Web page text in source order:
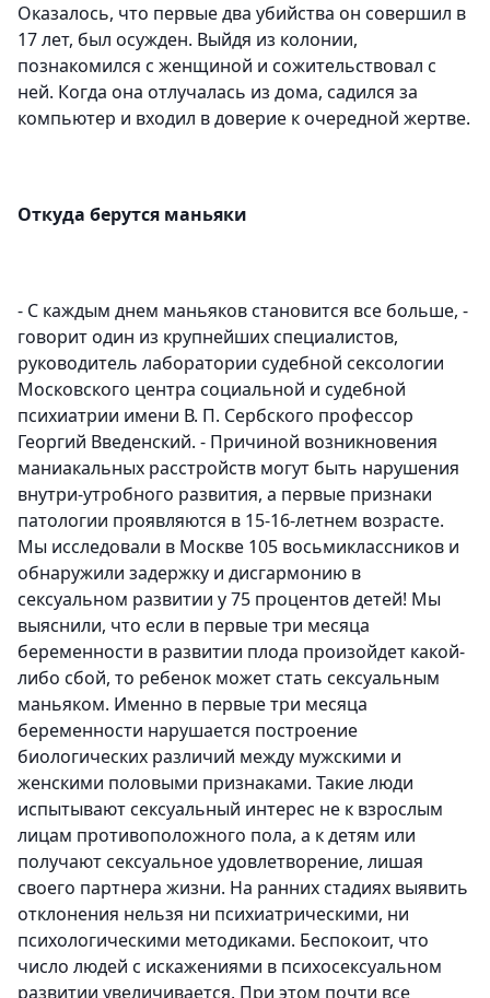
Оказалось, что первые два убийства он совершил в
17 лет, был осужден. Выйдя из колонии,
познакомился с женщиной и сожительствовал с
ней. Когда она отлучалась из дома, садился за
компьютер и входил в доверие к очередной жертве.
Откуда берутся маньяки
- С каждым днем маньяков становится все больше, -
говорит один из крупнейших специалистов,
руководитель лаборатории судебной сексологии
Московского центра социальной и судебной
психиатрии имени В. П. Сербского профессор
Георгий Введенский. - Причиной возникновения
маниакальных расстройств могут быть нарушения
внутри-утробного развития, а первые признаки
патологии проявляются в 15-16-летнем возрасте.
Мы исследовали в Москве 105 восьмиклассников и
обнаружили задержку и дисгармонию в
сексуальном развитии у 75 процентов детей! Мы
выяснили, что если в первые три месяца
беременности в развитии плода произойдет какой-
либо сбой, то ребенок может стать сексуальным
маньяком. Именно в первые три месяца
беременности нарушается построение
биологических различий между мужскими и
женскими половыми признаками. Такие люди
испытывают сексуальный интерес не к взрослым
лицам противоположного пола, а к детям или
получают сексуальное удовлетворение, лишая
своего партнера жизни. На ранних стадиях выявить
отклонения нельзя ни психиатрическими, ни
психологическими методиками. Беспокоит, что
число людей с искажениями в психосексуальном
развитии увеличивается. При этом почти все